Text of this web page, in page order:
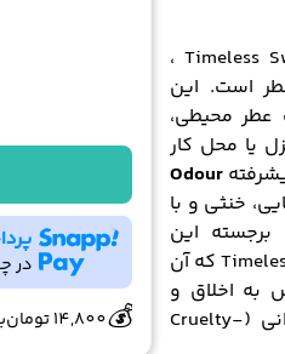
مدل Timeless Sweetness ،
است. این
عطر محیطی،
یا محل کار
Odour
خنثی و با
برجسته این
خوشبو کننده هوا لاتراس La Terrasse مدل Timeless Sweetness که آن
به اخلاق و
محیط‌زیست است؛ این محصول کاملاً فاقد تست حیوانی (Cruelty-
در 🔥
👀 542 بازدید در ۲۴ ساعت گذشته
💰
14,800تومان